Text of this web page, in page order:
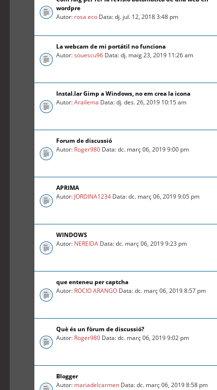
wordpre
Autor: rosa eco Data: dj. jul. 12, 2018 3:48 pm
La webcam de mi portátil no funciona
Autor:souescu96 Data: dj. maig 23, 2019 11:26 am
Instal.lar Gimp a Windows, no em crea la icona
Autor:Arailema Data: dj. des. 26, 2019 10:15 am
Forum de discussió
Autor: Roger980 Data: dc. març 06, 2019 9:00 pm
APRIMA
Autor: JORDINA1234 Data: dc. març 06, 2019 9:05 pm
WINDOWS
Autor: NEREIDA Data: dc. març 06, 2019 9:23 pm
que enteneu per captcha
Autor: ROCIO ARANGO Data: dc. març 06, 2019 8:57 pm
Què és un fòrum de discussió?
Autor: Roger980 Data: dc. març 06, 2019 9:02 pm
Blogger
Autor: mariadelcarmen Data: dc. març 06, 2019 8:58 pm